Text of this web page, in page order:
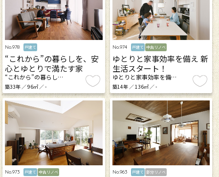
No.978 戸建て
“これから”の暮らしを、安
心とゆとりで満たす家
“これから”の暮らし…
築33年 ／ 96㎡ ／ -
No.974 戸建て 中古リノベ
ゆとりと家事効率を備え 新
生活スタート！
ゆとりと家事効率を備…
築14年 ／ 136㎡ ／ -
No.973 戸建て 中古リノベ No.963 戸建て 部分リノベ